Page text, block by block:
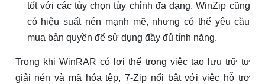
tốt với các tùy chọn tùy chỉnh đa dạng. WinZip cũng
có hiệu suất nén mạnh mẽ, nhưng có thể yêu cầu
mua bản quyền để sử dụng đầy đủ tính năng.
Trong khi WinRAR có lợi thế trong việc tạo lưu trữ tự
giải nén và mã hóa tệp, 7-Zip nổi bật với việc hỗ trợ